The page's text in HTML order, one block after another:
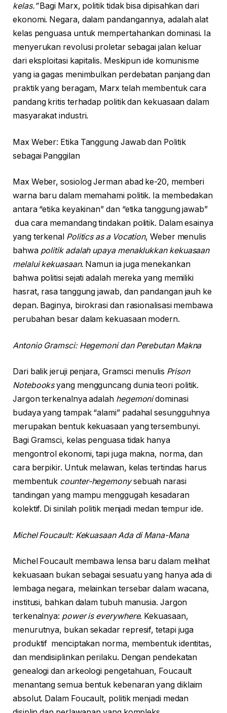
kelas.”Bagi Marx, politik tidak bisa dipisahkan dari
ekonomi. Negara, dalam pandangannya, adalah alat
kelas penguasa untuk mempertahankan dominasi. Ia
menyerukan revolusi proletar sebagai jalan keluar
dari eksploitasi kapitalis. Meskipun ide komunisme
yang ia gagas menimbulkan perdebatan panjang dan
praktik yang beragam, Marx telah membentuk cara
pandang kritis terhadap politik dan kekuasaan dalam
masyarakat industri.
Max Weber: Etika Tanggung Jawab dan Politik
sebagai Panggilan
Max Weber, sosiolog Jerman abad ke-20, memberi
warna baru dalam memahami politik. Ia membedakan
antara “etika keyakinan” dan “etika tanggung jawab”
dua cara memandang tindakan politik. Dalam esainya
yang terkenal Politics as a Vocation, Weber menulis
bahwa politik adalah upaya menaklukkan kekuasaan
melalui kekuasaan. Namun ia juga menekankan
bahwa politisi sejati adalah mereka yang memiliki
hasrat, rasa tanggung jawab, dan pandangan jauh ke
depan. Baginya, birokrasi dan rasionalisasi membawa
perubahan besar dalam kekuasaan modern.
Antonio Gramsci: Hegemoni dan Perebutan Makna
Dari balik jeruji penjara, Gramsci menulis Prison
Notebooksyang mengguncang dunia teori politik.
Jargon terkenalnya adalah hegemonidominasi
budaya yang tampak “alami” padahal sesungguhnya
merupakan bentuk kekuasaan yang tersembunyi.
Bagi Gramsci, kelas penguasa tidak hanya
mengontrol ekonomi, tapi juga makna, norma, dan
cara berpikir. Untuk melawan, kelas tertindas harus
membentuk counter-hegemonysebuah narasi
tandingan yang mampu menggugah kesadaran
kolektif. Di sinilah politik menjadi medan tempur ide.
Michel Foucault: Kekuasaan Ada di Mana-Mana
Michel Foucault membawa lensa baru dalam melihat
kekuasaan bukan sebagai sesuatu yang hanya ada di
lembaga negara, melainkan tersebar dalam wacana,
institusi, bahkan dalam tubuh manusia. Jargon
terkenalnya: power is everywhere. Kekuasaan,
menurutnya, bukan sekadar represif, tetapi juga
produktif menciptakan norma, membentuk identitas,
dan mendisiplinkan perilaku. Dengan pendekatan
genealogi dan arkeologi pengetahuan, Foucault
menantang semua bentuk kebenaran yang diklaim
absolut. Dalam Foucault, politik menjadi medan